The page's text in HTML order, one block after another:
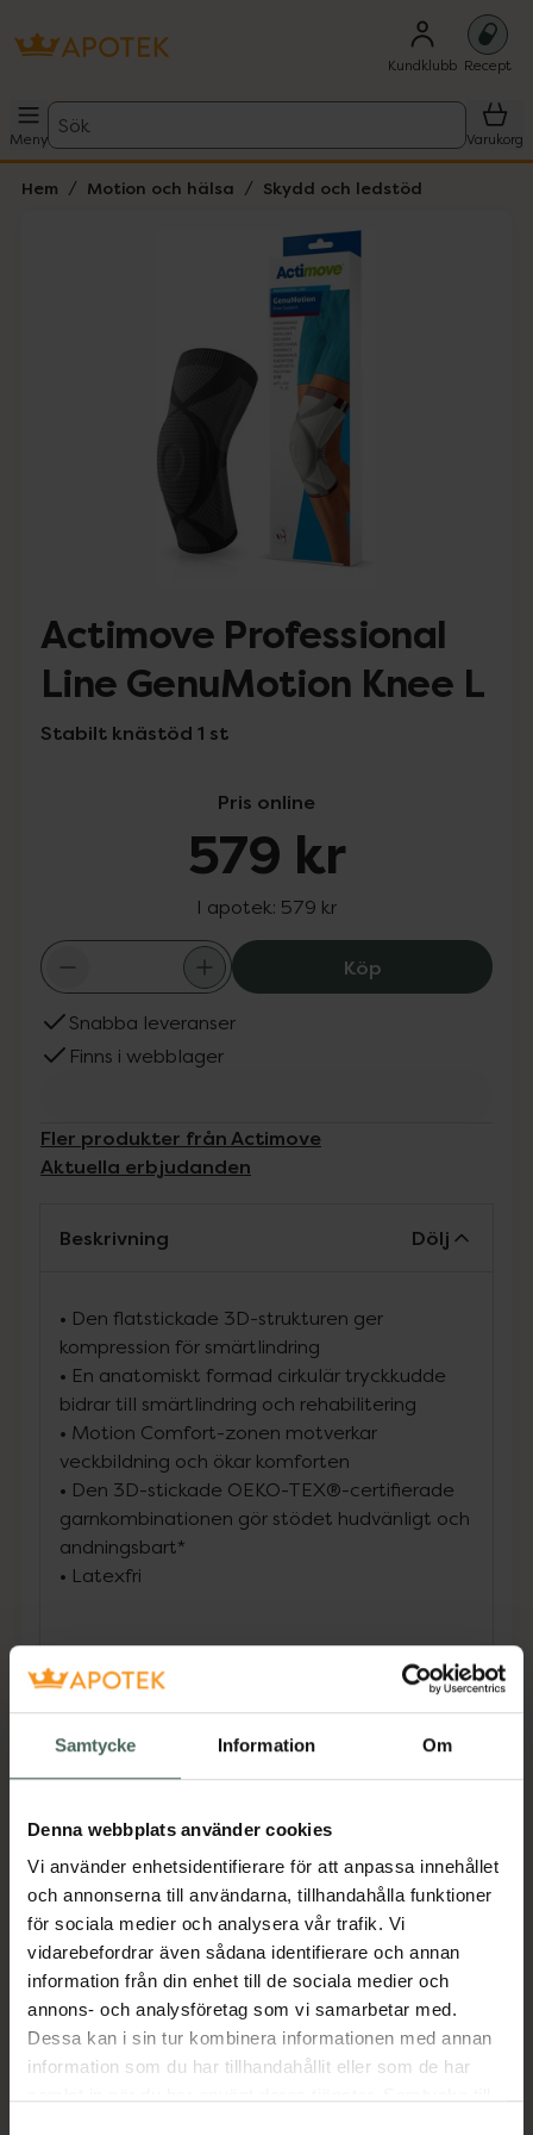
Samtycke Information Om
Denna webbplats använder cookies
Vi använder enhetsidentifierare för att anpassa innehållet
och annonserna till användarna, tillhandahålla funktioner
för sociala medier och analysera vår trafik. Vi
vidarebefordrar även sådana identifierare och annan
information från din enhet till de sociala medier och
annons- och analysföretag som vi samarbetar med.
Dessa kan i sin tur kombinera informationen med annan
information som du har tillhandahållit eller som de har
Kundklubb Recept
Meny
Sök
Varukorg
Hem Motion och hälsa Skydd och ledstöd
Lista: . Innehåller 1 objekt.
Actimove Professional
Line GenuMotion Knee L
Stabilt knästöd 1 st
Pris online
579 kr
I apotek: 579 kr
KöpActimove
Snabba leveranser
Finns i webblager
Fler produkter från Actimove
Aktuella erbjudanden
Beskrivning Dölj
• Den flatstickade 3D-strukturen ger
kompression för smärtlindring
• En anatomiskt formad cirkulär tryckkudde
bidrar till smärtlindring och rehabilitering
• Motion Comfort-zonen motverkar
veckbildning och ökar komforten
• Den 3D-stickade OEKO-TEX®-certifierade
garnkombinationen gör stödet hudvänligt och
andningsbart*
• Latexfri
extra stabilitet för sport och daglig aktivitet.
Den anatomiska formen ger extra stöd.
Mät ca 14 cm ovanför knät:
XS 38-41 cm
S 41-44 cm
M 44-47 cm
L 47-50 cm
XL 50-53 cm
Mät ca 12 cm under knät: